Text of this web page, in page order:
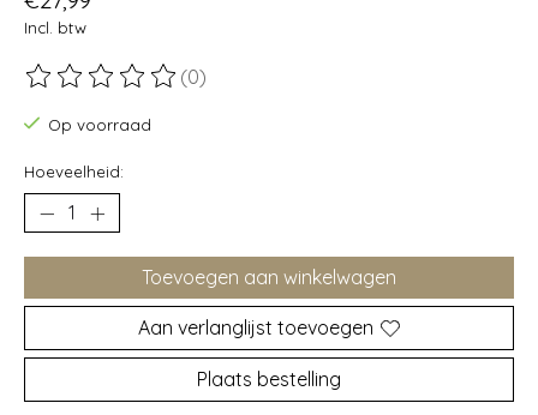
Incl. btw
De beoordeling van dit product is
(0)
Op voorraad
Hoeveelheid:
Toevoegen aan winkelwagen
Aan verlanglijst toevoegen
Plaats bestelling